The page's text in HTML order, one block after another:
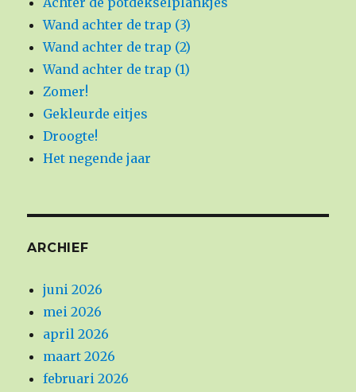
Wand achter de trap (3)
Wand achter de trap (2)
Wand achter de trap (1)
Zomer!
Gekleurde eitjes
Droogte!
Het negende jaar
ARCHIEF
juni 2026
mei 2026
april 2026
maart 2026
februari 2026